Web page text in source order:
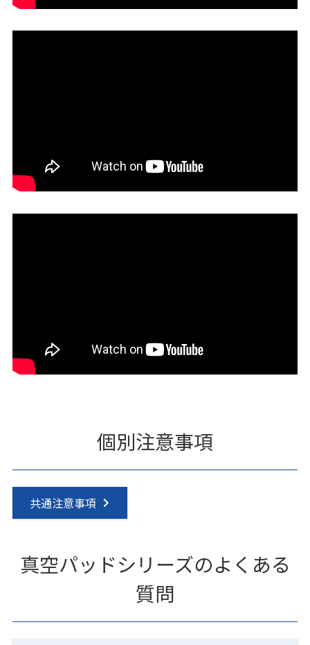
個別注意事項
共通注意事項
真空パッドシリーズのよくある
質問